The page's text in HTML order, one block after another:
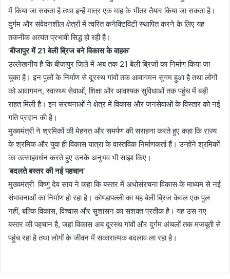
में किया जा सकता है तथा इन्हें मात्र एक माह के भीतर तैयार किया जा सकता है।
दुर्गम और संवेदनशील क्षेत्रों में त्वरित कनेक्टिविटी स्थापित करने के लिए यह
तकनीक अत्यंत प्रभावी सिद्ध हो रही है।
’बीजापुर में 21 बेली ब्रिज बने विकास के वाहक’
उल्लेखनीय है कि बीजापुर जिले में अब तक 21 बेली ब्रिजों का निर्माण किया जा
चुका है। इन पुलों के निर्माण से दूरस्थ गांवों तक आवागमन सुगम हुआ है तथा लोगों
को आवागमन, स्वास्थ्य सेवाओं, शिक्षा और आवश्यक सुविधाओं तक पहुंच में बड़ी
राहत मिली है। इन संरचनाओं ने क्षेत्र में विकास और जनसेवाओं के विस्तार को नई
गति प्रदान की है।
मुख्यमंत्री ने श्रमिकों की मेहनत और समर्पण की सराहना करते हुए कहा कि राज्य
के श्रमिक और युवा ही विकास यात्रा के वास्तविक निर्माणकर्ता हैं। उन्होंने श्रमिकों
का उत्साहवर्धन करते हुए उनके अनुभव भी साझा किए।
’बदलते बस्तर की नई पहचान’
मुख्यमंत्री विष्णु देव साय ने कहा कि बस्तर में अधोसंरचना विकास के माध्यम से नई
संभावनाओं का निर्माण हो रहा है। कोण्डापल्ली का यह बेली ब्रिज केवल एक पुल
नहीं, बल्कि विकास, विश्वास और सुशासन का सशक्त प्रतीक है। यह उस नए
बस्तर की पहचान है, जहां विकास अब दूरस्थ गांवों और दुर्गम अंचलों तक मजबूती से
पहुंच रहा है तथा लोगों के जीवन में सकारात्मक बदलाव ला रहा है।